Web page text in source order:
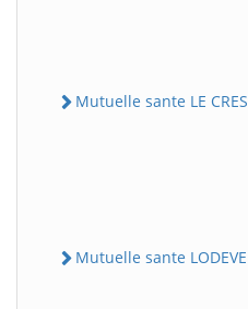
Mutuelle sante LE CRES
Mutuelle sante LODEVE